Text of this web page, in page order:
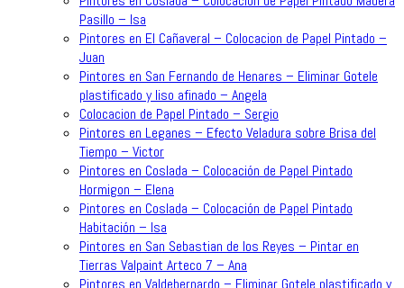
Pasillo – Isa
Pintores en El Cañaveral – Colocacion de Papel Pintado –
Juan
Pintores en San Fernando de Henares – Eliminar Gotele
plastificado y liso afinado – Angela
Colocacion de Papel Pintado – Sergio
Pintores en Leganes – Efecto Veladura sobre Brisa del
Tiempo – Victor
Pintores en Coslada – Colocación de Papel Pintado
Hormigon – Elena
Pintores en Coslada – Colocación de Papel Pintado
Habitación – Isa
Pintores en San Sebastian de los Reyes – Pintar en
Tierras Valpaint Arteco 7 – Ana
Pintores en Valdebernardo – Eliminar Gotele plastificado y